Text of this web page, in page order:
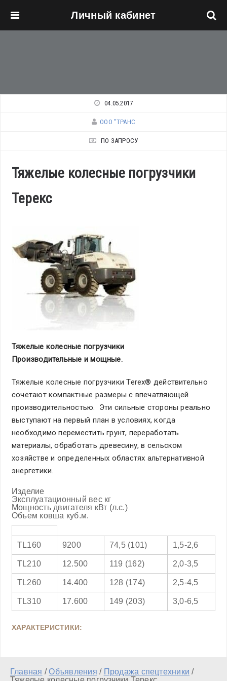
Личный кабинет
04.05.2017
ООО "ТРАНС
ПО ЗАПРОСУ
Тяжелые колесные погрузчики
Терекс
Тяжелые колесные погрузчики
Производительные и мощные.
Тяжелые колесные погрузчики Terex® действительно
сочетают компактные размеры с впечатляющей
производительностью. Эти сильные стороны реально
выступают на первый план в условиях, когда
необходимо переместить грунт, переработать
материалы, обработать древесину, в сельском
хозяйстве и определенных областях альтернативной
энергетики.
Изделие
Эксплуатационный вес кг
Мощность двигателя кВт (л.с.)
Объем ковша куб.м.
TL160 9200 74,5 (101) 1,5-2,6
TL210 12.500 119 (162) 2,0-3,5
TL260 14.400 128 (174) 2,5-4,5
TL310 17.600 149 (203) 3,0-6,5
ХАРАКТЕРИСТИКИ:
Главная / Объявления / Продажа спецтехники /